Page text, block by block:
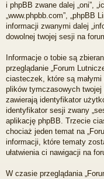
i phpBB zwane dalej „oni”,
„www.phpbb.com”, „phpBB
informacji zwanymi dalej
dowolnej twojej sesji na
Informacje o tobie są
przeglądanie „Forum
ciasteczek, które są
plików tymczasowych
zawierają identyfikator
identyfikator sesji zwany
aplikację phpBB. Trzecie
chociaż jeden temat na
informacji, które tematy
ułatwienia ci nawigacji na
W czasie przeglądania